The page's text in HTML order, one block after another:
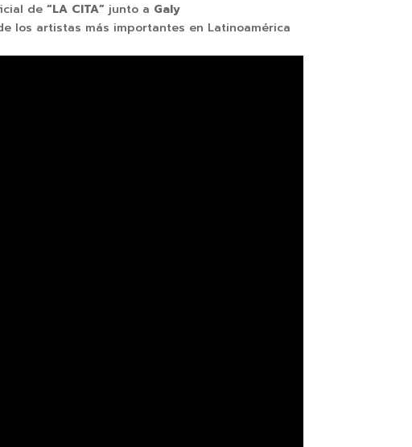
de“LA CITA” junto a Galy
los artistas más importantes en Latinoamérica